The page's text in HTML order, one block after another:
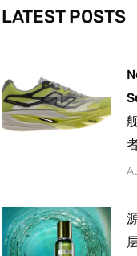
-
f
m
LATEST POSTS